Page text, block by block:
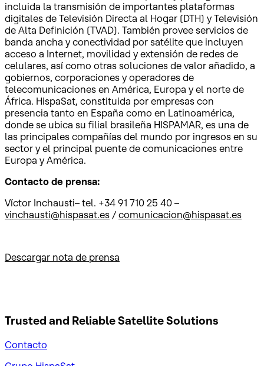
incluida la transmisión de importantes plataformas
digitales de Televisión Directa al Hogar (DTH) y Televisión
de Alta Definición (TVAD). También provee servicios de
banda ancha y conectividad por satélite que incluyen
acceso a Internet, movilidad y extensión de redes de
celulares, así como otras soluciones de valor añadido, a
gobiernos, corporaciones y operadores de
telecomunicaciones en América, Europa y el norte de
África. HispaSat, constituida por empresas con
presencia tanto en España como en Latinoamérica,
donde se ubica su filial brasileña HISPAMAR, es una de
las principales compañías del mundo por ingresos en su
sector y el principal puente de comunicaciones entre
Europa y América.
Contacto de prensa:
Víctor Inchausti– tel. +34 91 710 25 40 –
vinchausti@hispasat.es / comunicacion@hispasat.es
Descargar nota de prensa
Trusted and ReliableSatellite Solutions
Contacto